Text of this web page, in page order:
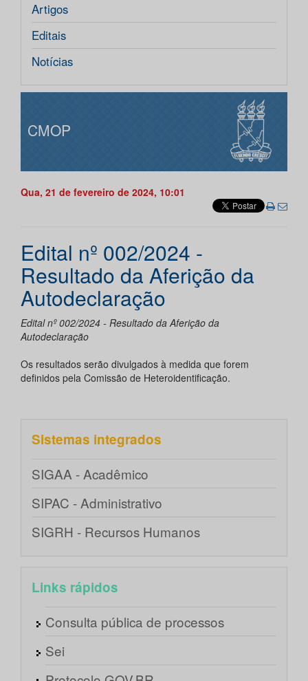
Artigos
Editais
Notícias
CMOP
Qua, 21 de fevereiro de 2024, 10:01
Edital nº 002/2024 -
Resultado da Aferição da
Autodeclaração
Edital nº 002/2024 - Resultado da Aferição da
Autodeclaração
Os resultados serão divulgados à medida que forem
definidos pela Comissão de Heteroidentificação.
Sistemas integrados
SIGAA - Acadêmico
SIPAC - Administrativo
SIGRH - Recursos Humanos
Links rápidos
Consulta pública de processos
Sei